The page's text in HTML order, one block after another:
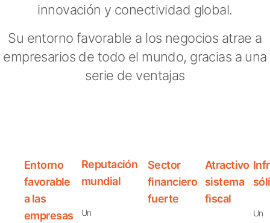
innovación y conectividad global.
Su entorno favorable a los negocios atrae a
empresarios de todo el mundo, gracias a una
serie de ventajas
Entorno
favorable
a las
empresas
Reputación
mundial
Un
Sector
financiero
fuerte
Atractivo
sistema
fiscal
Un